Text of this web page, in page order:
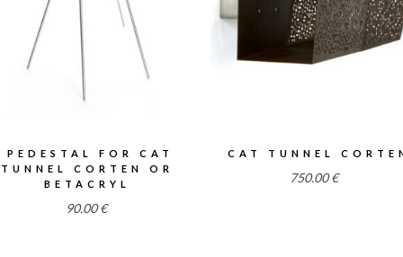
PEDESTAL FOR CAT
TUNNEL CORTEN OR
BETACRYL
90.00€
CAT TUNNEL
750.00€